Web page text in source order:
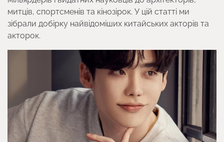
митців, спортсменів та кінозірок. У цій статті ми
зібрали добірку найвідоміших китайських акторів та
акторок.